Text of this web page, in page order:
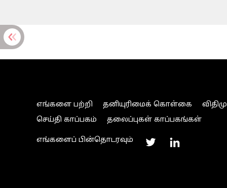
எங்களை பற்றி தனியுரிமைக் கொள்கை
செய்தி காப்பகம்
தலைப்புகள் காப்பகங்கள்
எங்களைப் பின்தொடரவும்